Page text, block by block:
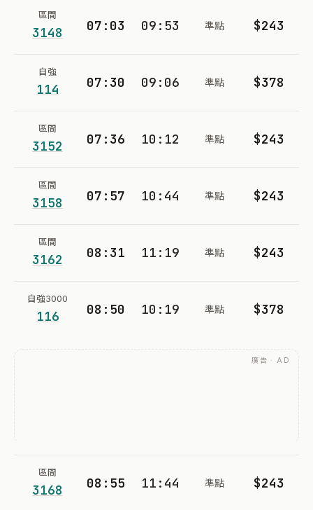
區間
3148 07:03 09:53 準點 $243
自強
114 07:30 09:06 準點 $378
區間
3152 07:36 10:12 準點 $243
區間
3158 07:57 10:44 準點 $243
區間
3162 08:31 11:19 準點 $243
自強3000
116 08:50 10:19 準點 $378
廣告 · AD
區間
3168 08:55 11:44 準點 $243